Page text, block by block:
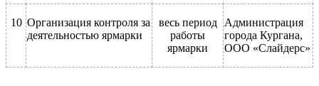
10 Организация контроля за
деятельностью ярмарки
весь период
работы
ярмарки
Администрация
города Кургана,
ООО «Слайдерс»